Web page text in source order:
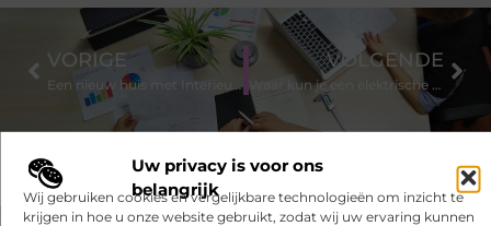
Uw privacy is voor ons
belangrijk
Wij gebruiken cookies en vergelijkbare technologieën om inzicht te
krijgen in hoe u onze website gebruikt, zodat wij uw ervaring kunnen
VORIGE
Een nieuw huis met Interieuradvies Arnhem
VOLGENDE
Waar kun je een elektrische fiets goedkoop bestellen?